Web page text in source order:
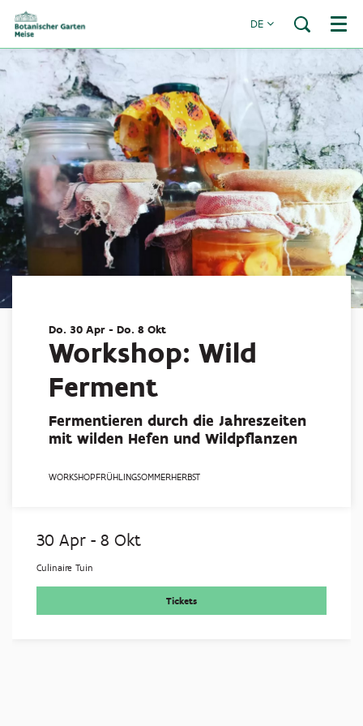
DE Menü
Workshop: Wild
Ferment
Fermentieren durch die Jahreszeiten
mit wilden Hefen und Wildpflanzen
Do. 30 Apr - Do. 8 Okt
WORKSHOPFRÜHLINGSOMMERHERBST
30 Apr - 8 Okt
Culinaire Tuin
Tickets